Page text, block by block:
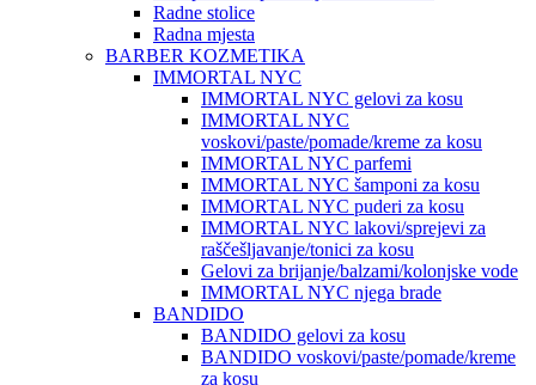
Radne stolice
Radna mjesta
BARBER KOZMETIKA
IMMORTAL NYC
IMMORTAL NYC gelovi za kosu
IMMORTAL NYC
voskovi/paste/pomade/kreme za kosu
IMMORTAL NYC parfemi
IMMORTAL NYC šamponi za kosu
IMMORTAL NYC puderi za kosu
IMMORTAL NYC lakovi/sprejevi za
raščešljavanje/tonici za kosu
Gelovi za brijanje/balzami/kolonjske vode
IMMORTAL NYC njega brade
BANDIDO
BANDIDO gelovi za kosu
BANDIDO voskovi/paste/pomade/kreme
za kosu